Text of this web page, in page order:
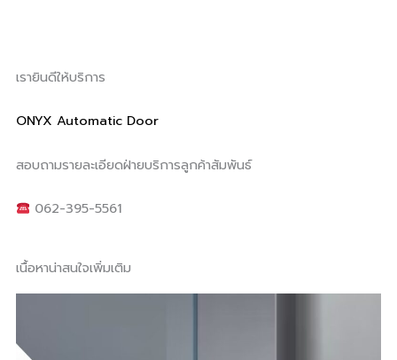
เรายินดีให้บริการ
ONYX Automatic Door
สอบถามรายละเอียดฝ่ายบริการลูกค้าสัมพันธ์
062-395-5561
เนื้อหาน่าสนใจเพิ่มเติม